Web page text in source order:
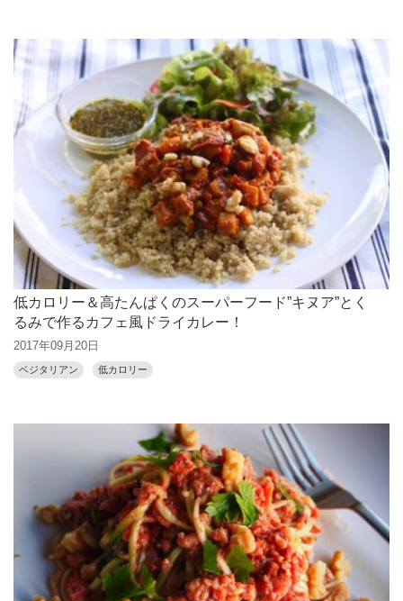
低カロリー＆高たんぱくのスーパーフード”キヌア”とく
るみで作るカフェ風ドライカレー！
2017年09月20日
ベジタリアン 低カロリー